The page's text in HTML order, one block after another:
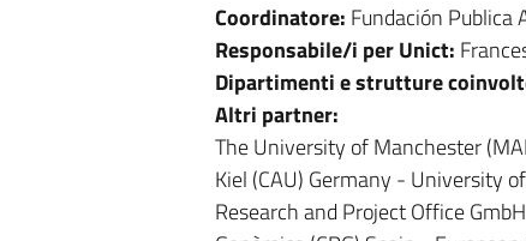
Coordinatore: Fundación Publica
Responsabile/i per Unict:
Dipartimenti e strutture
Altri partner:
The University of Manchester
Kiel (CAU) Germany - University
Research and Project Office